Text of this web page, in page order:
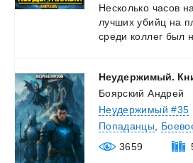
Несколько часов
лучших убийц на
среди коллег был
Неудержимый.
Боярский Андрей
Неудержимый #35
Попаданцы
3659